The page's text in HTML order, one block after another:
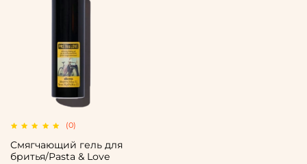
(0)
Смягчающий гель для
бритья/Pasta & Love